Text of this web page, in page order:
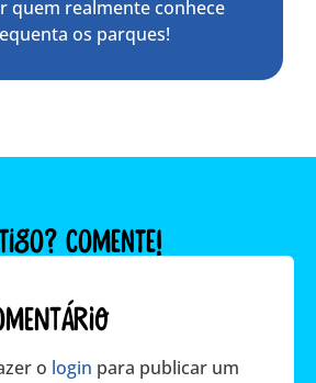
quem realmente conhece
os parques!
COMENTE!
o login para publicar um